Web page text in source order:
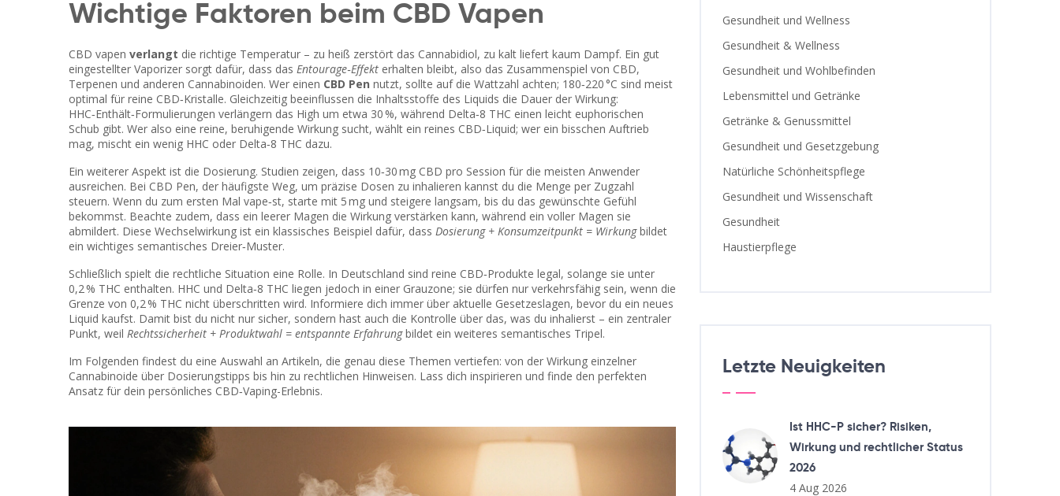
Wichtige Faktoren beim CBD Vapen
CBD vapen verlangt die richtige Temperatur – zu heiß zerstört das Cannabidiol, zu kalt liefert kaum Dampf. Ein gut
eingestellter Vaporizer sorgt dafür, dass das Entourage‑Effekt erhalten bleibt, also das Zusammenspiel von CBD,
Terpenen und anderen Cannabinoiden. Wer einen CBD Pen nutzt, sollte auf die Wattzahl achten; 180‑220 °C sind meist
optimal für reine CBD‑Kristalle. Gleichzeitig beeinflussen die Inhaltsstoffe des Liquids die Dauer der Wirkung:
HHC‑Enthält‑Formulierungen verlängern das High um etwa 30 %, während Delta‑8 THC einen leicht euphorischen
Schub gibt. Wer also eine reine, beruhigende Wirkung sucht, wählt ein reines CBD‑Liquid; wer ein bisschen Auftrieb
mag, mischt ein wenig HHC oder Delta‑8 THC dazu.
Ein weiterer Aspekt ist die Dosierung. Studien zeigen, dass 10‑30 mg CBD pro Session für die meisten Anwender
ausreichen. Bei CBD Pen, der häufigste Weg, um präzise Dosen zu inhalieren kannst du die Menge per Zugzahl
steuern. Wenn du zum ersten Mal vape‑st, starte mit 5 mg und steigere langsam, bis du das gewünschte Gefühl
bekommst. Beachte zudem, dass ein leerer Magen die Wirkung verstärken kann, während ein voller Magen sie
abmildert. Diese Wechselwirkung ist ein klassisches Beispiel dafür, dass Dosierung + Konsumzeitpunkt = Wirkungbildet
ein wichtiges semantisches Dreier‑Muster.
Schließlich spielt die rechtliche Situation eine Rolle. In Deutschland sind reine CBD‑Produkte legal, solange sie unter
0,2 % THC enthalten. HHC und Delta‑8 THC liegen jedoch in einer Grauzone; sie dürfen nur verkehrsfähig sein, wenn die
Grenze von 0,2 % THC nicht überschritten wird. Informiere dich immer über aktuelle Gesetzeslagen, bevor du ein neues
Liquid kaufst. Damit bist du nicht nur sicher, sondern hast auch die Kontrolle über das, was du inhalierst – ein zentraler
Punkt, weil Rechtssicherheit + Produktwahl = entspannte Erfahrungbildet ein weiteres semantisches Tripel.
Im Folgenden findest du eine Auswahl an Artikeln, die genau diese Themen vertiefen: von der Wirkung einzelner
Cannabinoide über Dosierungstipps bis hin zu rechtlichen Hinweisen. Lass dich inspirieren und finde den perfekten
Ansatz für dein persönliches CBD‑Vaping-Erlebnis.
Gesundheit und Wellness
Gesundheit & Wellness
Gesundheit und Wohlbefinden
Lebensmittel und Getränke
Getränke & Genussmittel
Gesundheit und Gesetzgebung
Natürliche Schönheitspflege
Gesundheit und Wissenschaft
Gesundheit
Haustierpflege
Letzte Neuigkeiten
Ist HHC-P sicher? Risiken,
Wirkung und rechtlicher Status
2026
4 Aug 2026